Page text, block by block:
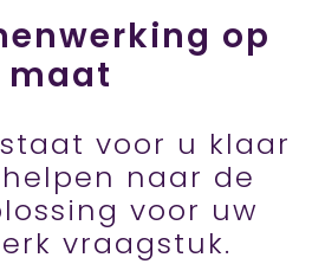
op
maat
voor u klaar
naar de
voor uw
vraagstuk.